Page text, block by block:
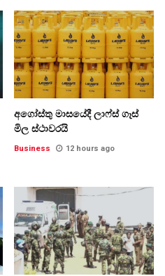
අගෝස්තු මාසයේදී ලාෆ්ස් ගෑස්
මිල ස්ථාවරයි
Business 12 hours ago